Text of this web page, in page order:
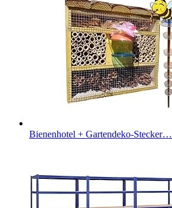
Bienenhotel + Gartendeko-Stecker…